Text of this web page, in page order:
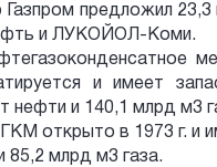
Газпром предложил
и ЛУКОЙОЛ-Коми.
и имеет
нефти и 140,1 млрд м3
открыто в 1973 г. и
85,2 млрд м3 газа.